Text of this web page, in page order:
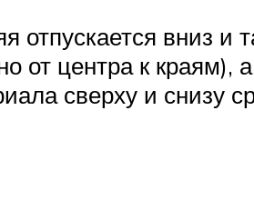
отпускается вниз и
от центра к
сверху и снизу